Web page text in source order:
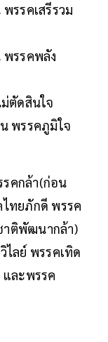
รรคเสรีรวม
พรรคพลัง
ตัดสินใจ
พรรคภูมิใจ
รคกล้า(ก่อน
ทยภักดี พรรค
ติพัฒนากล้า)
ไลย์ พรรคเทิด
ละพรรค